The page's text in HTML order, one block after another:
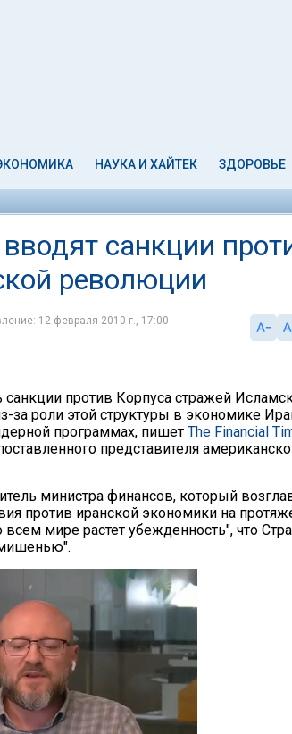
НАУКА И ХАЙТЕК ЗДОРОВЬЕ
санкции
революции
12 февраля 2010 г., 17:00
против Корпуса стражей
роли этой структуры в экономике
программах, пишет The Financial
представителя
министра финансов, который
против иранской экономики на
всем мире растет убежденность", что